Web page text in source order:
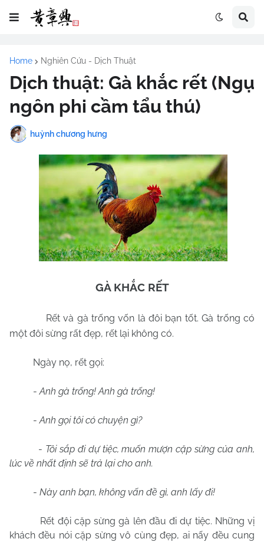
Home Nghiên Cứu - Dịch Thuật
Dịch thuật: Gà khắc rết (Ngụ
ngôn phi cầm tẩu thú)
huỳnh chương hưng
GÀ KHẮC RẾT
Rết và gà trống vốn là đôi bạn tốt. Gà trống có
một đôi sừng rất đẹp, rết lại không có.
Ngày nọ, rết gọi:
-Anh gà trống! Anh gà trống!
-Anh gọi tôi có chuyện gì?
- Tôi sắp đi dự tiệc, muốn mượn cặp sừng của anh,
lúc về nhất định sẽ trả lại cho anh.
- Này anh bạn, không vấn đề gì, anh lấy đi!
Rết đội cặp sừng gà lên đầu đi dự tiệc. Những vị
khách đều nói cặp sừng vô cùng đẹp, ai nấy đều cung